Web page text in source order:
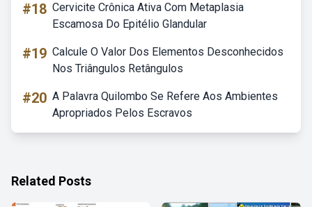
#18 Cervicite Crônica Ativa Com Metaplasia
Escamosa Do Epitélio Glandular
#19 Calcule O Valor Dos Elementos Desconhecidos
Nos Triângulos Retângulos
#20 A Palavra Quilombo Se Refere Aos Ambientes
Apropriados Pelos Escravos
Related Posts